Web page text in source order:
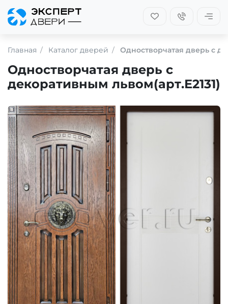
Главная Каталог дверей Одностворчатая дверь с
Одностворчатая дверь с
декоративным львом(арт.Е2131)